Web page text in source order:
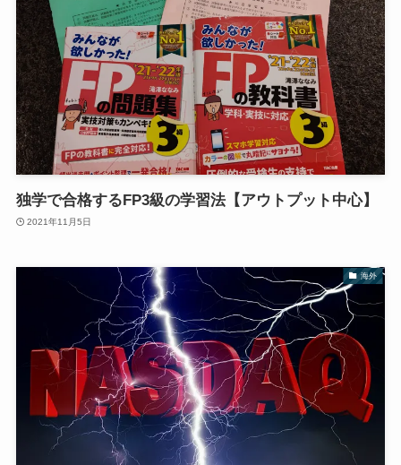
独学で合格するFP3級の学習法【アウトプット中心】
2021年11月5日
海外